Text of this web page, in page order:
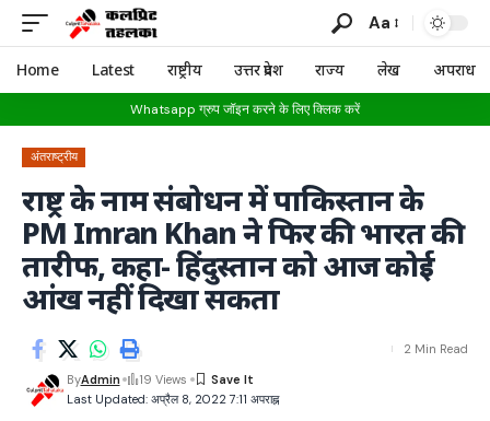
Aa
Home Latest राष्ट्रीय उत्तर प्रदेश राज्य लेख अपराध
Whatsapp ग्रुप जॉइन करने के लिए क्लिक करें
अंतराष्ट्रीय
राष्ट्र के नाम संबोधन में पाकिस्तान के
PM Imran Khan ने फिर की भारत की
तारीफ, कहा- हिंदुस्तान को आज कोई
आंख नहीं दिखा सकता
Last Updated: अप्रैल 8, 2022 7:11 अपराह्न
ByAdmin 19 Views
2 Min Read